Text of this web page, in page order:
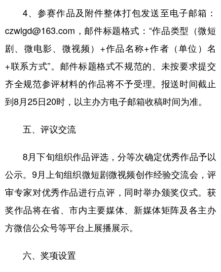
4、参赛作品及附件整体打包发送至电子邮箱：
czwlgd@163.com，邮件标题格式：“作品类型（微短
剧、微电影、微视频）+作品名称+作者（单位）名
+联系方式”。邮件标题格式不规范的、未按要求提交
齐全规范参评材料的作品将不予受理。报送时间截止
到8月25日20时，以主办方电子邮箱收稿时间为准。
五、评议交流
8月下旬组织作品评选，分等次确定优秀作品予以
公示。9月上旬组织微短剧微视频创作经验交流会，评
审专家对优秀作品进行点评，同时举办颁奖仪式。获
奖作品将在省、市内主要媒体、新媒体矩阵及各主办
方微信公众号等平台上展播展示。
六、奖项设置